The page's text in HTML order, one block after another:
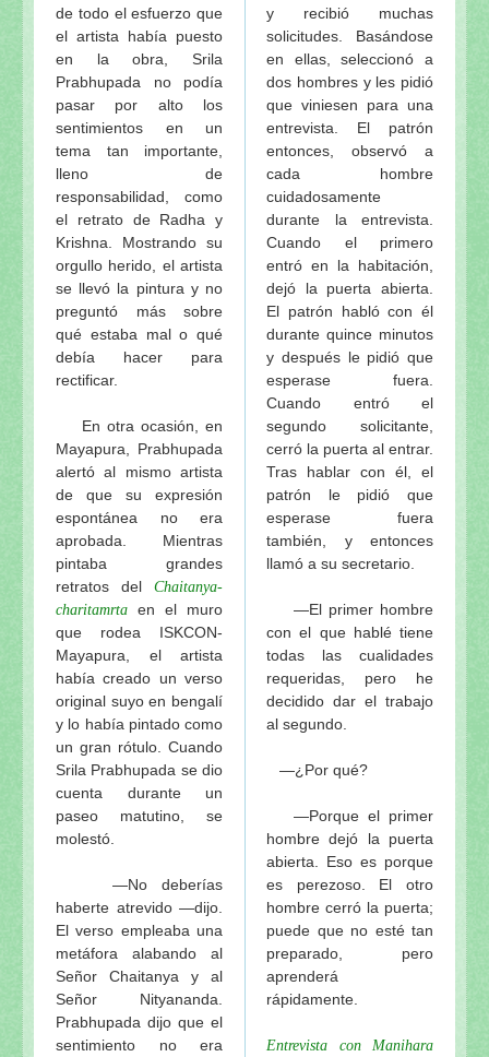
de todo el esfuerzo que
el artista había puesto
en la obra, Srila
Prabhupada no podía
pasar por alto los
sentimientos en un
tema tan importante,
lleno de
responsabilidad, como
el retrato de Radha y
Krishna. Mostrando su
orgullo herido, el artista
se llevó la pintura y no
preguntó más sobre
qué estaba mal o qué
debía hacer para
rectificar.
En otra ocasión, en
Mayapura, Prabhupada
alertó al mismo artista
de que su expresión
espontánea no era
aprobada. Mientras
pintaba grandes
retratos del Chaitanya-
charitamrta en el muro
que rodea ISKCON-
Mayapura, el artista
había creado un verso
original suyo en bengalí
y lo había pintado como
un gran rótulo. Cuando
Srila Prabhupada se dio
cuenta durante un
paseo matutino, se
molestó.
—No deberías
haberte atrevido —dijo.
El verso empleaba una
metáfora alabando al
Señor Chaitanya y al
Señor Nityananda.
Prabhupada dijo que el
sentimiento no era
y recibió muchas
solicitudes. Basándose
en ellas, seleccionó a
dos hombres y les pidió
que viniesen para una
entrevista. El patrón
entonces, observó a
cada hombre
cuidadosamente
durante la entrevista.
Cuando el primero
entró en la habitación,
dejó la puerta abierta.
El patrón habló con él
durante quince minutos
y después le pidió que
esperase fuera.
Cuando entró el
segundo solicitante,
cerró la puerta al entrar.
Tras hablar con él, el
patrón le pidió que
esperase fuera
también, y entonces
llamó a su secretario.
—El primer hombre
con el que hablé tiene
todas las cualidades
requeridas, pero he
decidido dar el trabajo
al segundo.
—¿Por qué?
—Porque el primer
hombre dejó la puerta
abierta. Eso es porque
es perezoso. El otro
hombre cerró la puerta;
puede que no esté tan
preparado, pero
aprenderá
rápidamente.
Entrevista con Manihara